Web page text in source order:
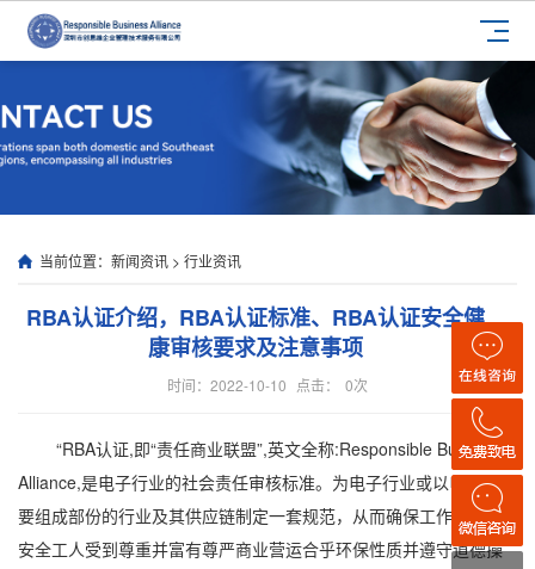
当前位置： 新闻资讯 > 行业资讯
RBA认证介绍，RBA认证标准、RBA认证安全健
康审核要求及注意事项
时间：2022-10-10 点击： 0次
“RBA认证,即“责任商业联盟”,英文全称:Responsible Business
Alliance,是电子行业的社会责任审核标准。为电子行业或以电子为主
要组成部份的行业及其供应链制定一套规范，从而确保工作环境的
安全工人受到尊重并富有尊严商业营运合乎环保性质并遵守道德操